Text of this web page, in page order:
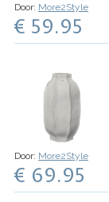
Door: More2Style
€ 59.95
Door: More2Style
€ 69.95